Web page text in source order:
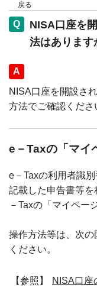
戻る
NISA口座を
法はあります
回答
NISA口座を開設さ
方法でご確認くださ
e－Taxの「マイ
e－Taxの利用者識
記載した申告書等
－Taxの「マイペー
操作方法等は、次
ください。
【参照】
NISA口座